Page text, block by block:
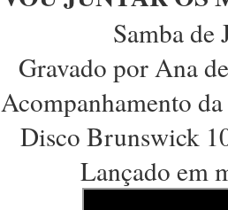
Samba de
Gravado por Ana
Acompanhamento
Disco Brunswick
Lançado em